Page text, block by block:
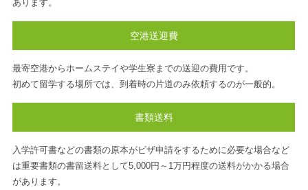
あります。
空港送迎費
最寄空港からホームステイや学生寮までの送迎の費用です。
初めて留学する場所では、到着時の片道のみ依頼するのが一般的。
書類送料
入学許可書などの書類の原本がビザ申請をするために必要な場合など
は重要書類の書留送料として5,000円～1万円程度の送料がかかる場合
があります。